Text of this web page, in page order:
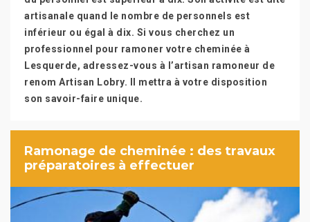
artisanale quand le nombre de personnels est
inférieur ou égal à dix. Si vous cherchez un
professionnel pour ramoner votre cheminée à
Lesquerde, adressez-vous à l’artisan ramoneur de
renom Artisan Lobry. Il mettra à votre disposition
son savoir-faire unique.
Ramonage de cheminée : des travaux
préparatoires à effectuer